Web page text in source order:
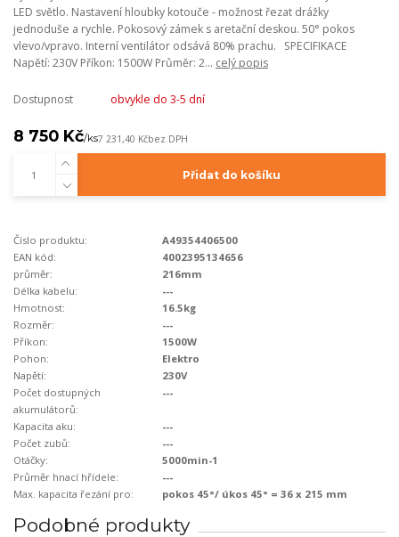
LED světlo. Nastavení hloubky kotouče - možnost řezat drážky
jednoduše a rychle. Pokosový zámek s aretační deskou. 50° pokos
vlevo/vpravo. Interní ventilátor odsává 80% prachu. SPECIFIKACE
Napětí: 230V Příkon: 1500W Průměr: 2... celý popis
Dostupnost obvykle do 3-5 dní
8 750 Kč/ks7 231,40 Kčbez DPH
Přidat do košíku
Číslo produktu:
A49354406500
EAN kód:
4002395134656
průměr:
216mm
Délka kabelu:
---
Hmotnost:
16.5kg
Rozměr:
---
Příkon:
1500W
Pohon:
Elektro
Napětí:
230V
Počet dostupných
akumulátorů:
---
Kapacita aku:
---
Počet zubů:
---
Otáčky:
5000min-1
Průměr hnací hřídele:
---
Max. kapacita řezání pro:
pokos 45°/ úkos 45° = 36 x 215 mm
Podobné produkty